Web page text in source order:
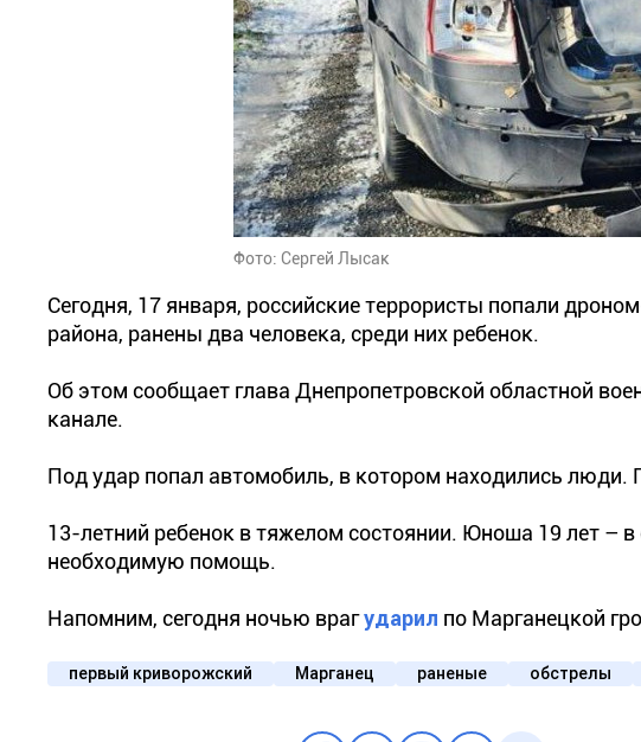
Фото: Сергей Лысак
Сегодня, 17 января, российские террористы попали
района, ранены два человека, среди них ребенок.
Об этом сообщает глава Днепропетровской областной
канале.
Под удар попал автомобиль, в котором находились люди.
13-летний ребенок в тяжелом состоянии. Юноша 19 лет –
необходимую помощь.
Напомним, сегодня ночью врагударил по Марганецкой
первый криворожский Марганец раненые обстрелы